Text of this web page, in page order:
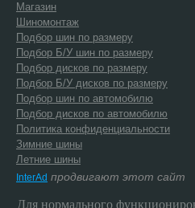
Магазин
Шиномонтаж
Подбор шин по размеру
Подбор Б/У шин по размеру
Подбор дисков по размеру
Подбор Б/У дисков по размеру
Подбор шин по автомобилю
Подбор дисков по автомобилю
Политика конфиденциальности
Зимние шины
Летние шины
InterAd продвигают этот сайт
Для нормального